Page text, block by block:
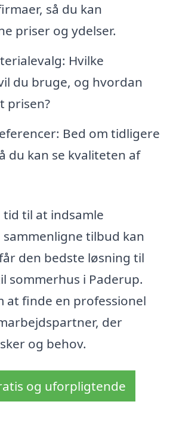
så du kan
priser og ydelser.
Hvilke
du bruge, og hvordan
prisen?
Bed om tidligere
du kan se kvaliteten af
til at indsamle
tilbud kan
den bedste løsning til
sommerhus i Paderup.
at finde en professionel
der
og behov.
og uforpligtende